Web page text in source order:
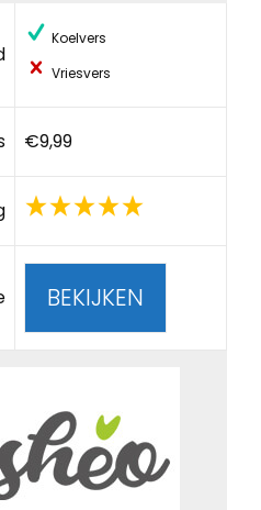
Koelvers
Vriesvers
€9,99
BEKIJKEN